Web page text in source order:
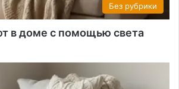
Без рубрики
в доме с помощью света